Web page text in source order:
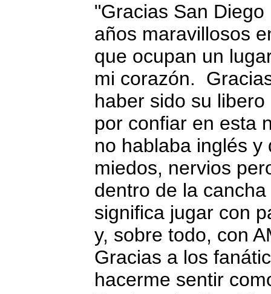
"Gracias San
años maravillosos
que ocupan un
mi corazón.
haber sido su
por confiar en esta
no hablaba inglés
miedos, nervios
dentro de la
significa jugar con
y, sobre todo, con
Gracias a los
hacerme sentir